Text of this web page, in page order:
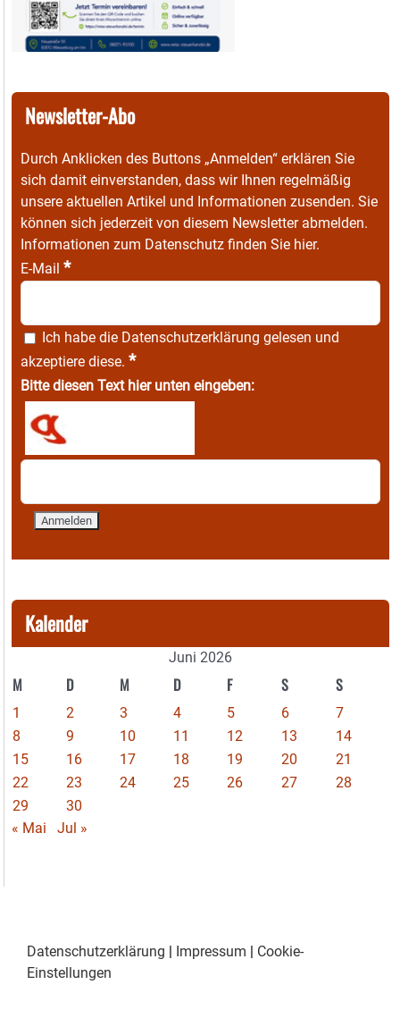
Newsletter-Abo
Durch Anklicken des Buttons „Anmelden“ erklären Sie
sich damit einverstanden, dass wir Ihnen regelmäßig
unsere aktuellen Artikel und Informationen zusenden. Sie
können sich jederzeit von diesem Newsletter abmelden.
Informationen zum Datenschutz finden Sie hier.
E-Mail *
Ich habe die Datenschutzerklärung gelesen und
akzeptiere diese. *
Bitte diesen Text hier unten eingeben:
Kalender
Juni 2026
M D M D F S S
1 2 3 4 5 6
7
8
9 10 11 12 13
14
15
16 17 18 19 20
21
22
23 24 25 26 27
28
29
30
« Mai
Jul »
Datenschutzerklärung | Impressum | Cookie-
Einstellungen